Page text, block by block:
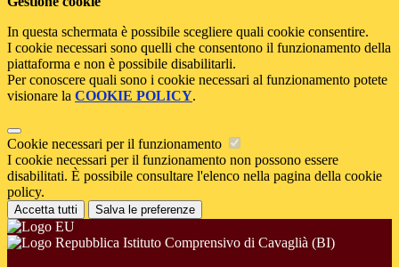
In questa schermata è possibile scegliere quali cookie consentire.
I cookie necessari sono quelli che consentono il funzionamento della
piattaforma e non è possibile disabilitarli.
Per conoscere quali sono i cookie necessari al funzionamento potete
visionare la COOKIE POLICY.
Cookie necessari per il funzionamento
I cookie necessari per il funzionamento non possono essere
disabilitati. È possibile consultare l'elenco nella pagina della cookie
policy.
Accetta tutti Salva le preferenze
Istituto Comprensivo di Cavaglià (BI)